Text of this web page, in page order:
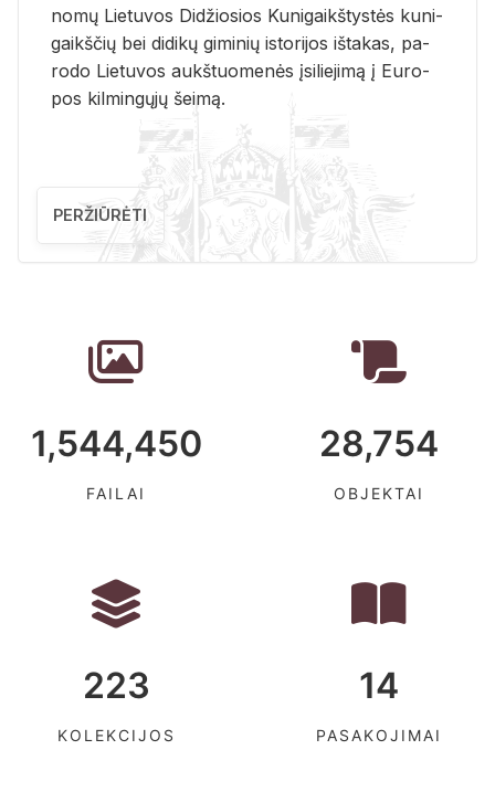
no­mų Lie­tu­vos Di­džio­sios Ku­ni­gaikš­tys­tės ku­ni­
gaikš­čių bei di­di­kų gi­mi­nių is­to­ri­jos iš­ta­kas, pa­
ro­do Lie­tu­vos aukš­tuo­me­nės įsi­lie­ji­mą į Eu­ro­
pos kil­min­gų­jų šei­mą.
PERŽIŪRĖTI
1,544,450
FAILAI
28,754
OBJEKTAI
223
KOLEKCIJOS
14
PASAKOJIMAI